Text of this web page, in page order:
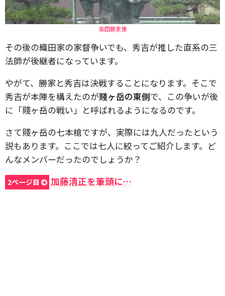
柴田勝家像
その後の織田家の家督争いでも、秀吉が推した直系の三
法師が後継者になっています。
やがて、勝家と秀吉は決戦することになります。そこで
秀吉が本陣を構えたのが賤ヶ岳の東側で、この争いが後
に「賤ヶ岳の戦い」と呼ばれるようになるのです。
さて賤ヶ岳の七本槍ですが、実際には九人だったという
説もあります。ここでは七人に絞ってご紹介します。ど
んなメンバーだったのでしょうか？
2ページ目 加藤清正を筆頭に…